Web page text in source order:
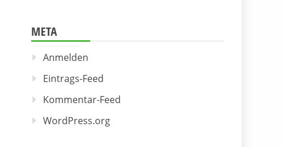
META
Anmelden
Eintrags-Feed
Kommentar-Feed
WordPress.org